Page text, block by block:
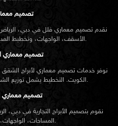
تصميم
نقدمتصميم معماري فلل في دبي،
الأسقف، الواجهات، وتخطيط المداخل، مع مراعاة المناخ والبيئة.
تصميم معماري
نوفر خدمات تصميم معماري لأبراج
الكويت. التخطيط يشمل توزيع الشقق، الحركة الرأسية، والمرافق.
تصميم معماري
نقوم بتصميم الأبراج التجارية في دبي،
المساحات، الواجهات، والتنقل الداخلي.